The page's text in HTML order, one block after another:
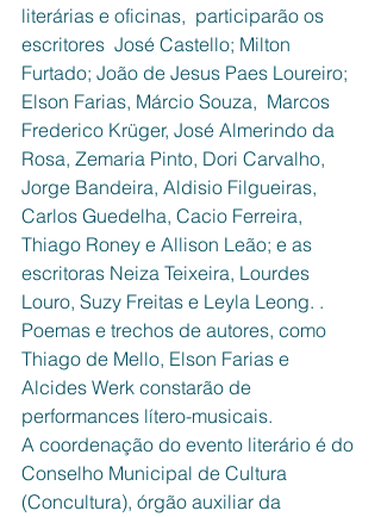
literárias e oficinas,  participarão os
escritores  José Castello; Milton
Furtado; João de Jesus Paes Loureiro;
Elson Farias, Márcio Souza,  Marcos
Frederico Krüger, José Almerindo da
Rosa, Zemaria Pinto, Dori Carvalho,
Jorge Bandeira, Aldisio Filgueiras,
Carlos Guedelha, Cacio Ferreira,
Thiago Roney e Allison Leão; e as
escritoras Neiza Teixeira, Lourdes
Louro, Suzy Freitas e Leyla Leong. .
Poemas e trechos de autores, como
Thiago de Mello, Elson Farias e
Alcides Werk constarão de
performances lítero-musicais.
A coordenação do evento literário é do
Conselho Municipal de Cultura
(Concultura), órgão auxiliar da